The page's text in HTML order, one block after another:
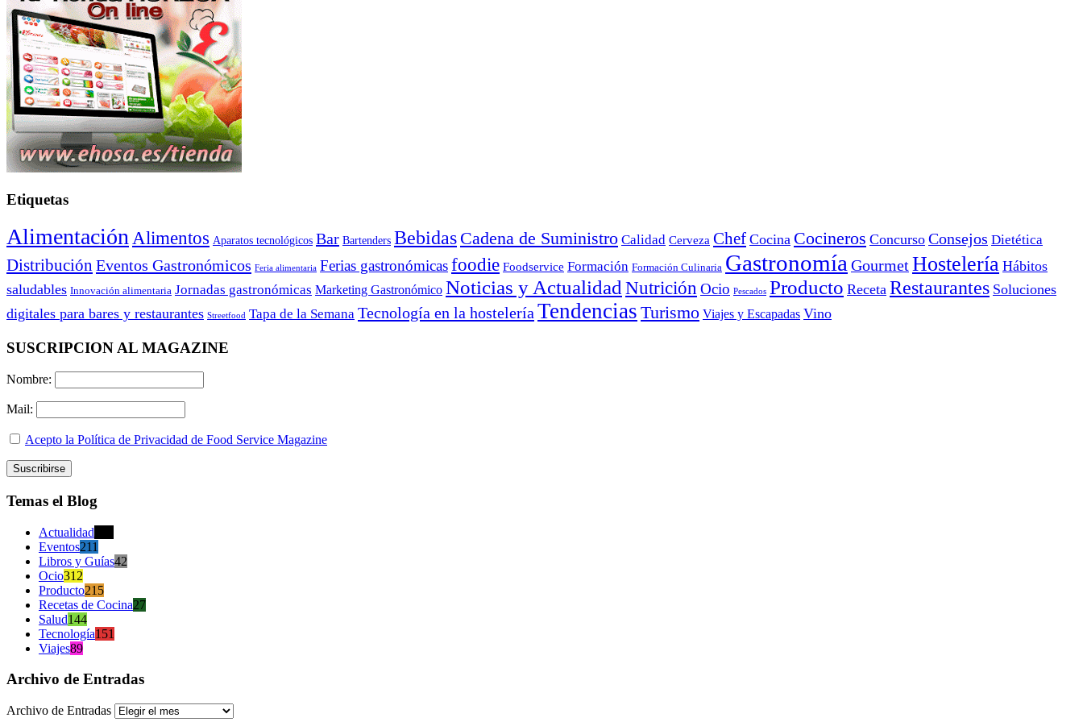
Etiquetas
Alimentación Alimentos Aparatos tecnológicos Bar Bartenders Bebidas Cadena de Suministro Calidad Cerveza Chef Cocina Cocineros Concurso Consejos Dietética
Distribución Eventos Gastronómicos Feria alimentaria Ferias gastronómicasfoodie Foodservice Formación Formación Culinaria Gastronomía GourmetHostelería Hábitos
saludables Innovación alimentaria Jornadas gastronómicas Marketing Gastronómico Noticias y Actualidad Nutrición Ocio Pescados Producto Receta Restaurantes Soluciones
digitales para bares y restaurantes Streetfood Tapa de la Semana Tecnología en la hostelería Tendencias Turismo Viajes y Escapadas Vino
SUSCRIPCION AL MAGAZINE
Nombre:
Mail:
Acepto la Política de Privacidad de Food Service Magazine
Temas el Blog
Actualidad
Eventos211
Libros y Guías42
Ocio312
Producto215
Recetas de Cocina27
Salud144
Tecnología151
Viajes89
Archivo de Entradas
Archivo de Entradas